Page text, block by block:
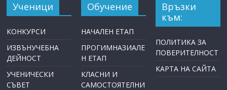
Ученици
КОНКУРСИ
ИЗВЪНУЧЕБНА
ДЕЙНОСТ
УЧЕНИЧЕСКИ
СЪВЕТ
Обучение
НАЧАЛЕН ЕТАП
ПРОГИМНАЗИАЛЕ
Н ЕТАП
КЛАСНИ И
САМОСТОЯТЕЛНИ
Връзки
към:
ПОЛИТИКА ЗА
ПОВЕРИТЕЛНОСТ
КАРТА НА САЙТА